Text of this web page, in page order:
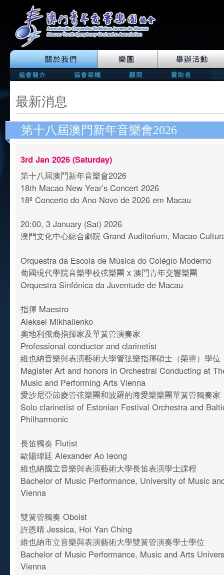
最新消息
第十八屆澳門新年音樂會2026
3rd Jan 2026 (Saturday)
第十八屆澳門新年音樂會2026
18th Macao New Year’s Concert 2026
18º Concerto do Ano Novo de 2026 em Macau
20:00, 3 January (Sat) 2026
澳門文化中心綜合劇院 Grand Auditorium, Macao
Orquestra da Escola de Música do Colégio Moderno
葡國現代學院音樂學校弦樂團 x 澳門青年交響樂團
Orquestra Sinfónica da Juventude de Macau
指揮 Maestro
Aleksei Mikhailenko
奧地利俄裔指揮家及單簧管演奏家
Professional conductor and clarinetist
維也納音樂與表演藝術大學管弦樂指揮碩士（榮譽）學位
Magister Art and honors in Orchestral Conducting at
Music and Performing Arts Vienna
愛沙尼亞節慶管弦樂團和波羅的海愛樂樂團單簧管獨奏家
Solo clarinetist of Estonian Festival Orchestra and
Philharmonic
長笛獨奏 Flutist
歐陽瑋廷 Alexander Ao Ieong
維也納國立音樂與表演藝術大學長笛表演學士課程
Bachelor of Music Performance, University of Music
Vienna
雙簧管獨奏 Oboist
許恩晴 Jessica, Hoi Yan Ching
維也納市立音樂與表演藝術大學雙簧管演奏學士學位
Bachelor of Music Performance, Music and Arts
Vienna